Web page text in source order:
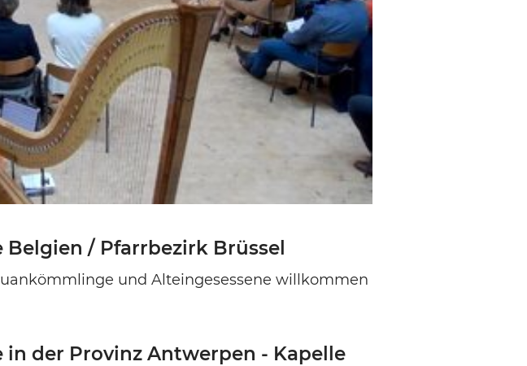
/ Pfarrbezirk Brüssel
und Alteingesessene willkommen
der Provinz Antwerpen - Kapelle